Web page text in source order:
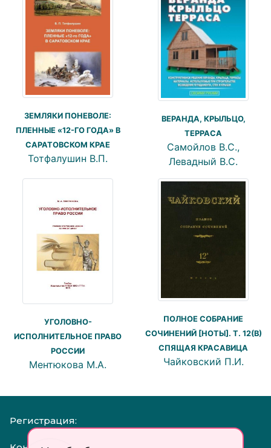
ЗЕМЛЯКИ ПОНЕВОЛЕ:
ПЛЕННЫЕ «12-ГО ГОДА» В
САРАТОВСКОМ КРАЕ
Тотфалушин В.П.
ВЕРАНДА, КРЫЛЬЦО,
ТЕРРАСА
Самойлов В.С.,
Левадный В.С.
УГОЛОВНО-
ИСПОЛНИТЕЛЬНОЕ ПРАВО
РОССИИ
Ментюкова М.А.
ПОЛНОЕ СОБРАНИЕ
СОЧИНЕНИЙ [НОТЫ]. Т. 12(В)
СПЯЩАЯ КРАСАВИЦА
Чайковский П.И.
Регистрация: